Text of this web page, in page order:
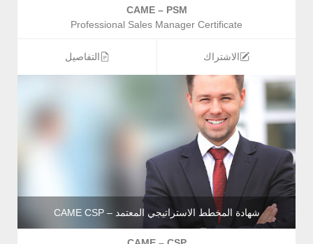
CAME – PSM
Professional Sales Manager Certificate
الاشتراك التفاصيل
شهادة المخطط الاستراتيجي المعتمد – CAME CSP